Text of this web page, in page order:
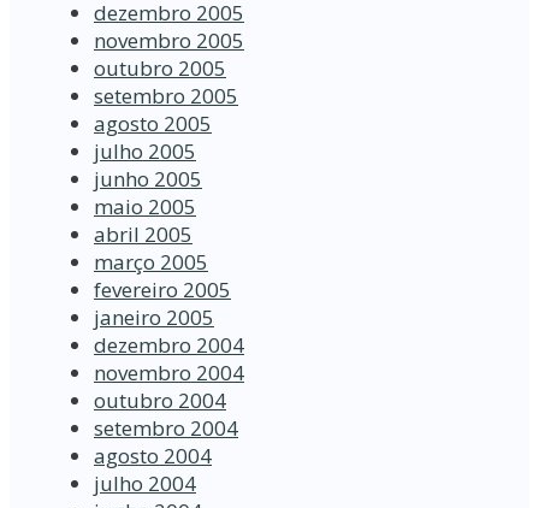
dezembro 2005
novembro 2005
outubro 2005
setembro 2005
agosto 2005
julho 2005
junho 2005
maio 2005
abril 2005
março 2005
fevereiro 2005
janeiro 2005
dezembro 2004
novembro 2004
outubro 2004
setembro 2004
agosto 2004
julho 2004